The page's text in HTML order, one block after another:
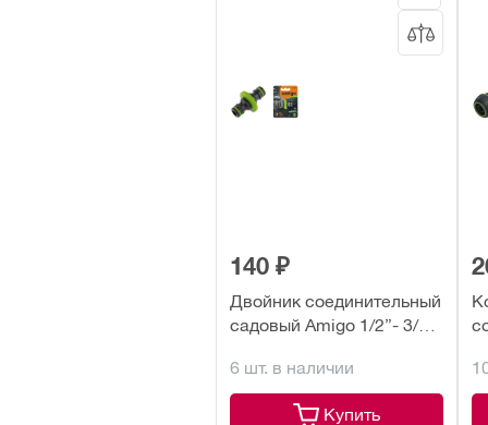
140 ₽
Двойник соединительный
садовый Amigo 1/2”- 3/4”
6 шт. в наличии
Купить